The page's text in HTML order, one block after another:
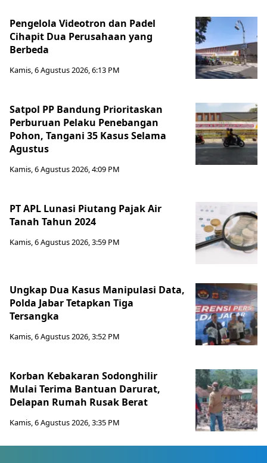
Pengelola Videotron dan Padel
Cihapit Dua Perusahaan yang
Berbeda
Kamis, 6 Agustus 2026, 6:13 PM
Satpol PP Bandung Prioritaskan
Perburuan Pelaku Penebangan
Pohon, Tangani 35 Kasus Selama
Agustus
Kamis, 6 Agustus 2026, 4:09 PM
PT APL Lunasi Piutang Pajak Air
Tanah Tahun 2024
Kamis, 6 Agustus 2026, 3:59 PM
Ungkap Dua Kasus Manipulasi Data,
Polda Jabar Tetapkan Tiga
Tersangka
Kamis, 6 Agustus 2026, 3:52 PM
Korban Kebakaran Sodonghilir
Mulai Terima Bantuan Darurat,
Delapan Rumah Rusak Berat
Kamis, 6 Agustus 2026, 3:35 PM